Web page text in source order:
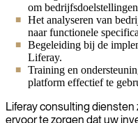
om
Het analyseren van
naar functionele
Begeleiding bij de
Liferay.
Training en
platform effectief te
Liferay consulting diensten
ervoor te zorgen dat uw